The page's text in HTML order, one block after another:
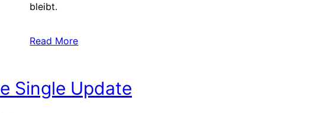
bleibt.
Read More
Single Update